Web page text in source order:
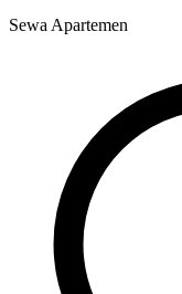
Sewa Apartemen